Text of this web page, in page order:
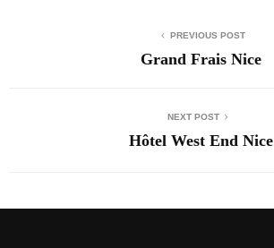
PREVIOUS POST
Grand Frais Nice
NEXT POST
Hôtel West End Nice